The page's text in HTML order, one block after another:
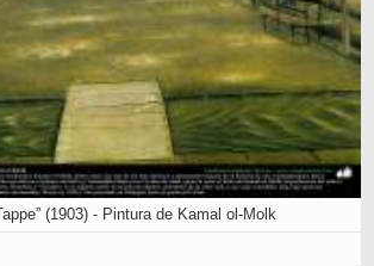
(1903) - Pintura de Kamal ol-Molk